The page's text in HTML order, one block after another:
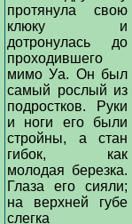
протянула свою
клюку и
дотронулась до
проходившего
мимо Уа. Он был
самый рослый из
подростков. Руки
и ноги его были
стройны, а стан
гибок, как
молодая березка.
Глаза его сияли;
на верхней губе
слегка